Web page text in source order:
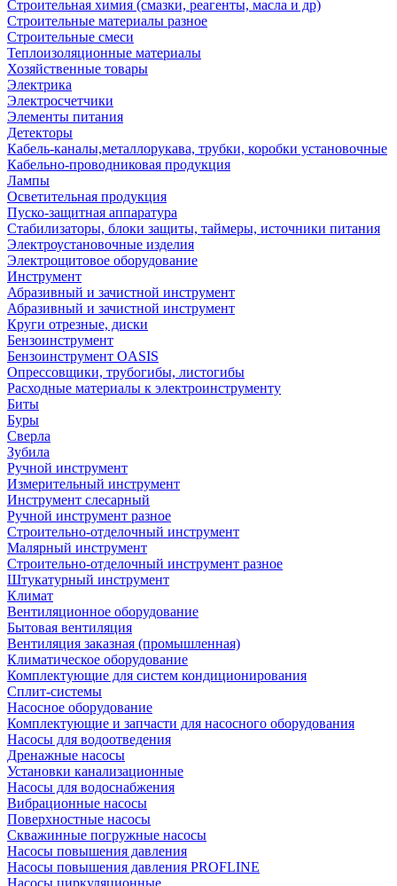
Строительная химия (смазки, реагенты, масла и др)
Строительные материалы разное
Строительные смеси
Теплоизоляционные материалы
Хозяйственные товары
Электрика
Электросчетчики
Элементы питания
Детекторы
Кабель-каналы,металлорукава, трубки, коробки установочные
Кабельно-проводниковая продукция
Лампы
Осветительная продукция
Пуско-защитная аппаратура
Стабилизаторы, блоки защиты, таймеры, источники питания
Электроустановочные изделия
Электрощитовое оборудование
Инструмент
Абразивный и зачистной инструмент
Абразивный и зачистной инструмент
Круги отрезные, диски
Бензоинструмент
Бензоинструмент OASIS
Опрессовщики, трубогибы, листогибы
Расходные материалы к электроинструменту
Биты
Буры
Сверла
Зубила
Ручной инструмент
Измерительный инструмент
Инструмент слесарный
Ручной инструмент разное
Строительно-отделочный инструмент
Малярный инструмент
Строительно-отделочный инструмент разное
Штукатурный инструмент
Климат
Вентиляционное оборудование
Бытовая вентиляция
Вентиляция заказная (промышленная)
Климатическое оборудование
Комплектующие для систем кондиционирования
Сплит-системы
Насосное оборудование
Комплектующие и запчасти для насосного оборудования
Насосы для водоотведения
Дренажные насосы
Установки канализационные
Насосы для водоснабжения
Вибрационные насосы
Поверхностные насосы
Скважинные погружные насосы
Насосы повышения давления
Насосы повышения давления PROFLINE
Насосы циркуляционные